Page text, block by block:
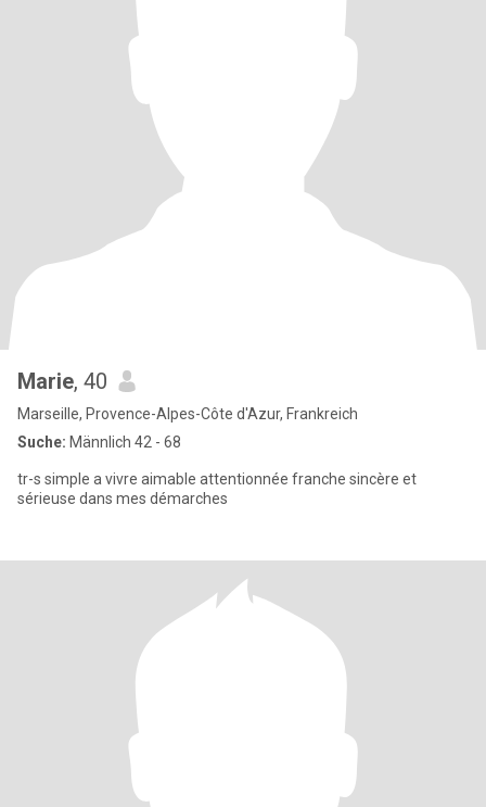
Marie, 40
Marseille, Provence-Alpes-Côte d'Azur, Frankreich
Suche: Männlich 42 - 68
tr-s simple a vivre aimable attentionnée franche sincère et
sérieuse dans mes démarches